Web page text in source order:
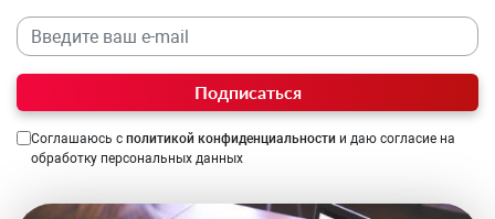
Подписаться
Соглашаюсь с политикой конфиденциальности и даю согласие на
обработку персональных данных